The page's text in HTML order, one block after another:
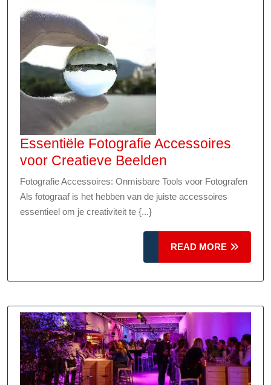
Essentiële Fotografie Accessoires
voor Creatieve Beelden
Fotografie
Accessoires
Creatieve
Beelden
Fotografie Accessoires: Onmisbare Tools voor Fotografen
Als fotograaf is het hebben van de juiste accessoires
essentieel om je creativiteit te {...}
READ MORE
MORE